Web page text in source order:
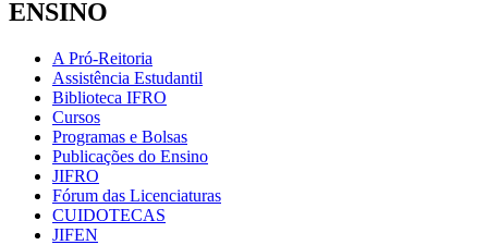
ENSINO
A Pró-Reitoria
Assistência Estudantil
Biblioteca IFRO
Cursos
Programas e Bolsas
Publicações do Ensino
JIFRO
Fórum das Licenciaturas
CUIDOTECAS
JIFEN